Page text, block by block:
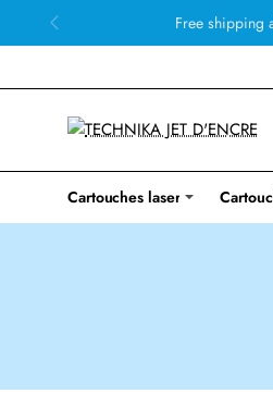
Free shipping
Cartouches laser